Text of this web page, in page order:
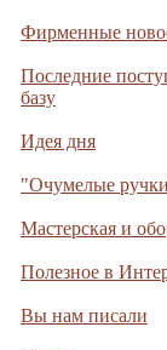
Фирменные
Последние
базу
Идея дня
"Очумелые
Мастерская и
Полезное в
Вы нам писали